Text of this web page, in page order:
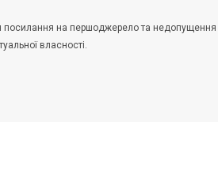
посилання на першоджерело та
власності.